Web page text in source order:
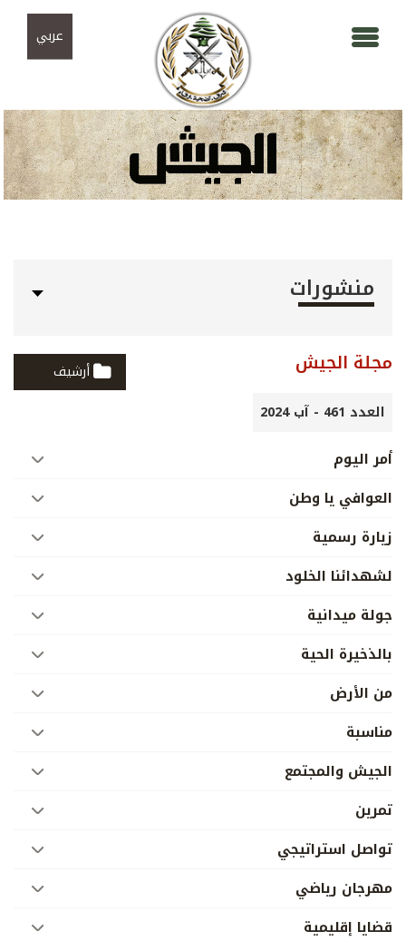
عربي
منشورات
مجلة الجيش
أرشيف
العدد 461 - آب 2024
أمر اليوم
العوافي يا وطن
زيارة رسمية
لشهدائنا الخلود
جولة ميدانية
بالذخيرة الحية
من الأرض
مناسبة
الجيش والمجتمع
تمرين
تواصل استراتيجي
مهرجان رياضي
قضايا إقليمية